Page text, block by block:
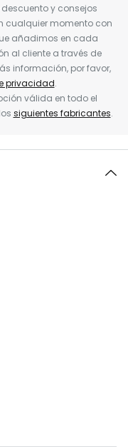
y consejos
cualquier momento con
añadimos en cada
al cliente a través de
información, por favor,
privacidad.
válida en todo el
siguientes fabricantes.